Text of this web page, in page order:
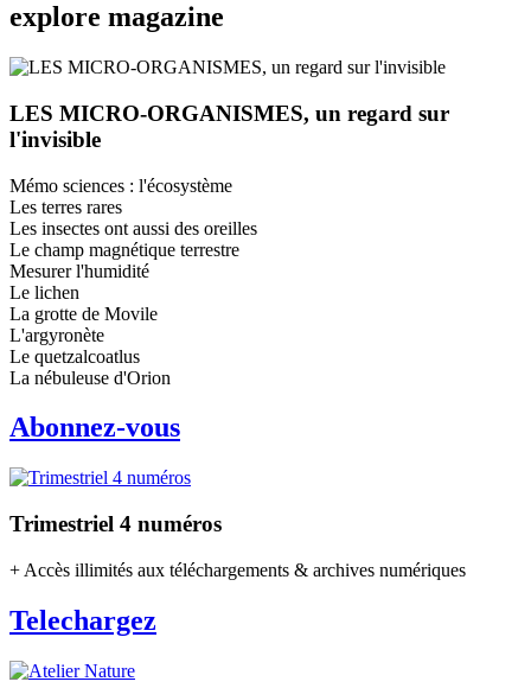
explore magazine
LES MICRO-ORGANISMES, un regard sur
l'invisible
Mémo sciences : l'écosystème
Les terres rares
Les insectes ont aussi des oreilles
Le champ magnétique terrestre
Mesurer l'humidité
Le lichen
La grotte de Movile
L'argyronète
Le quetzalcoatlus
La nébuleuse d'Orion
Abonnez-vous
Trimestriel 4 numéros
+ Accès illimités aux téléchargements & archives numériques
Telechargez